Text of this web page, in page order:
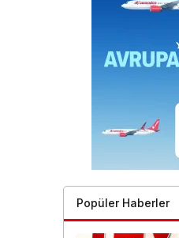
Popüler Haberler